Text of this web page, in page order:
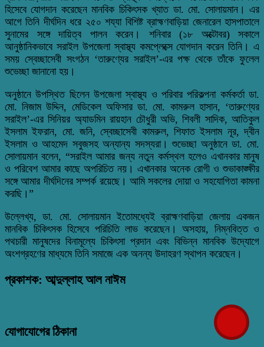
হিসেবে যোগদান করেছেন মানবিক চিকিৎসক খ্যাত ডা. মো. সোলায়মান। এর
আগে তিনি দীর্ঘদিন ধরে ২৫০ শয্যা বিশিষ্ট ব্রাহ্মণবাড়িয়া জেনারেল হাসপাতালে
সুনামের সঙ্গে দায়িত্ব পালন করেন।
শনিবার (১৮ অক্টোবর) সকালে
আনুষ্ঠানিকভাবে সরাইল উপজেলা স্বাস্থ্য কমপ্লেক্সে যোগদান করেন তিনি। এ
সময় স্বেচ্ছাসেবী সংগঠন ‘তারুণ্যেরসরাইল’-এর পক্ষ থেকে তাঁকে ফুলেল
শুভেচ্ছা জানানো হয়।
অনুষ্ঠানে উপস্থিত ছিলেন উপজেলা স্বাস্থ্য ও পরিবার পরিকল্পনা কর্মকর্তা ডা.
মো. নিজাম উদ্দিন, মেডিকেল অফিসার ডা. মো. কামরুল হাসান, ‘তারুণ্যের
সরাইল’-এর সিনিয়র অ্যাডমিন রায়হান চৌধুরী অভি, শিবলী সাদিক, আতিকুল
ইসলাম ইফরান, মো. জনি, স্বেচ্ছাসেবী কামরুল, শিফাত ইসলাম নূর, দ্বীন
ইসলাম ও আহমেদ সবুজসহ অন্যান্য সদস্যরা। শুভেচ্ছা অনুষ্ঠানে ডা. মো.
সোলায়মান বলেন, “সরাইল আমার জন্য নতুন কর্মস্থল হলেও এখানকার মানুষ
ও পরিবেশ আমার কাছে অপরিচিত নয়। এখানকার অনেক রোগী ও শুভাকাঙ্ক্ষীর
সঙ্গে আমার দীর্ঘদিনের সম্পর্ক রয়েছে। আমি সকলের দোয়া ও সহযোগিতা কামনা
করছি।”
উল্লেখ্য, ডা. মো. সোলায়মান ইতোমধ্যেই ব্রাহ্মণবাড়িয়া জেলায় একজন
মানবিক চিকিৎসক হিসেবে পরিচিতি লাভ করেছেন। অসহায়, নিম্নবিত্ত ও
পথচারী মানুষদের বিনামূল্যে চিকিৎসা প্রদান এবং বিভিন্ন মানবিক উদ্যোগে
অংশগ্রহণের মাধ্যমে তিনি সমাজে এক অনন্য উদাহরণ স্থাপন করেছেন।
প্রকাশক: আব্দুল্লাহ আল নাঈম
যোগাযোগের ঠিকানা